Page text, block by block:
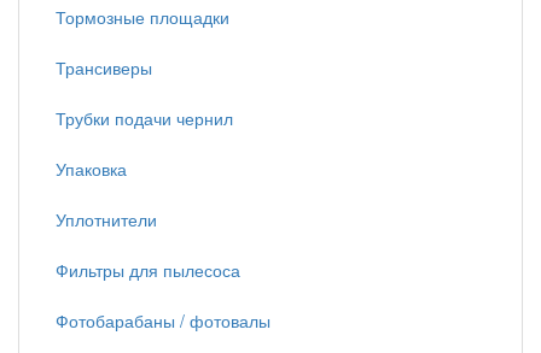
Тормозные площадки
Трансиверы
Трубки подачи чернил
Упаковка
Уплотнители
Фильтры для пылесоса
Фотобарабаны / фотовалы